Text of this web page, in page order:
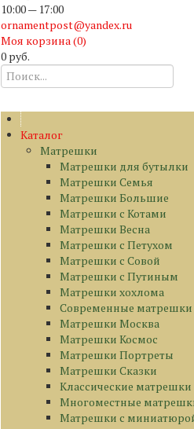
10:00 — 17:00
ornamentpost@yandex.ru
Моя корзина (0)
0 руб.
Каталог
Матрешки
Матрешки для бутылки
Матрешки Семья
Матрешки Большие
Матрешки с Котами
Матрешки Весна
Матрешки с Петухом
Матрешки с Совой
Матрешки с Путиным
Матрешки хохлома
Современные матрешки
Матрешки Москва
Матрешки Космос
Матрешки Портреты
Матрешки Сказки
Классические матрешки
Многоместные
Матрешки с